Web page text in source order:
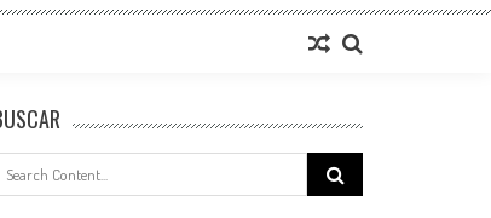
Search
for: